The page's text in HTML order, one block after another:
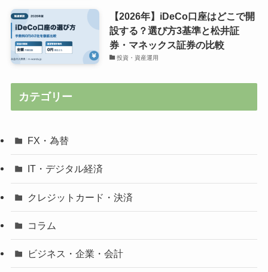
【2026年】iDeCo口座はどこで開
設する？選び方3基準と松井証
券・マネックス証券の比較
投資・資産運用
カテゴリー
FX・為替
IT・デジタル経済
クレジットカード・決済
コラム
ビジネス・企業・会計